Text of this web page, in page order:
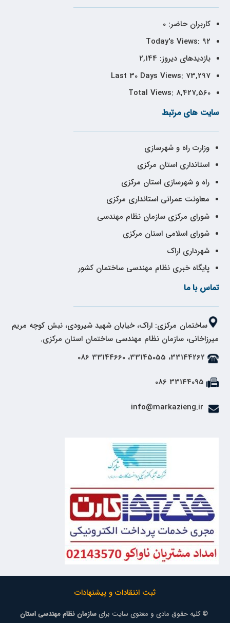
کاربران حاضر:0
Today's Views: 92
بازدیدهای دیروز: 2,144
Last 30 Days Views: 73,297
Total Views: 8,427,560
سایت های مرتبط
وزارت راه و شهرسازی
استانداری استان مرکزی
راه و شهرسازی استان مرکزی
معاونت عمرانی استانداری مرکزی
شورای مرکزی سازمان نظام مهندسی
شورای اسلامی استان مرکزی
شهرداری اراک
پایگاه خبری نظام مهندسی ساختمان کشور
تماس با ما
ساختمان مرکزی: اراک، خیابان شهید شیرودی، نبش کوچه مریم
میرزاخانی، سازمان نظام مهندسی ساختمان استان مرکزی.
33144262، 33145055، 33144660 086
33144095 086
ثبت انتقادات و پیشنهادات
© کلیه حقوق مادی و معنوی سایت برایسازمان نظام مهندسی استان